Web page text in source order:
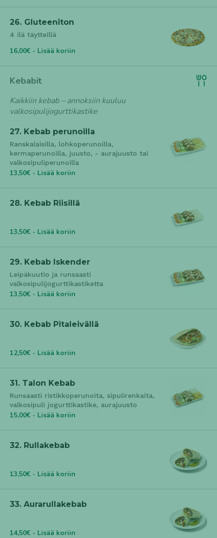
26. Gluteeniton
4 ilä täytteillä
16,00€ - Lisää koriin
Kebabit
Kaikkiin kebab – annoksiin kuuluu
valkosipulijogurttikastike
27. Kebab perunoilla
Ranskalaisilla, lohkoperunoilla,
kermaperunoilla, juusto, - aurajuusto tai
valkosipuliperunoilla
13,50€ - Lisää koriin
28. Kebab Riisillä
13,50€ - Lisää koriin
29. Kebab Iskender
Leipäkuutio ja runsaasti
valkosipulijogurttikastiketta
13,50€ - Lisää koriin
30. Kebab Pitaleivällä
12,50€ - Lisää koriin
31. Talon Kebab
Runsaasti ristikkoperunoita, sipulirenkaita,
valkosipuli jogurttikastike, aurajuusto
15,00€ - Lisää koriin
32. Rullakebab
13,50€ - Lisää koriin
33. Aurarullakebab
14,50€ - Lisää koriin